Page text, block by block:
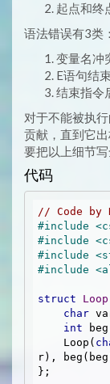
起点和终
语法错误有3类：
变量名冲
E语句结
结束指令
对于不能被执
贡献，直到它
要把以上细节写
代码
// Code by
#include
#include
#include
#include
struct Loop
char
int
    Loop(
r),
};